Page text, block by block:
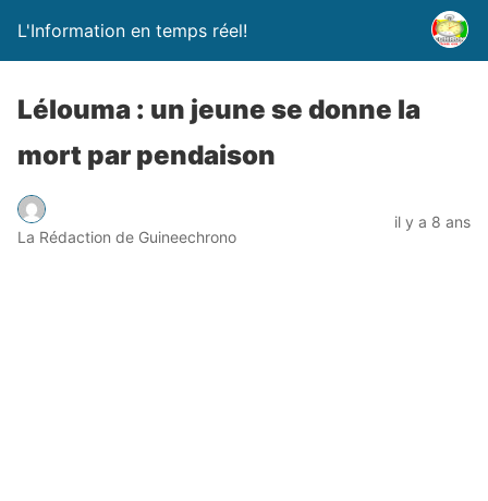
L'Information en temps réel!
Lélouma : un jeune se donne la
mort par pendaison
La Rédaction de Guineechrono
il y a 8 ans